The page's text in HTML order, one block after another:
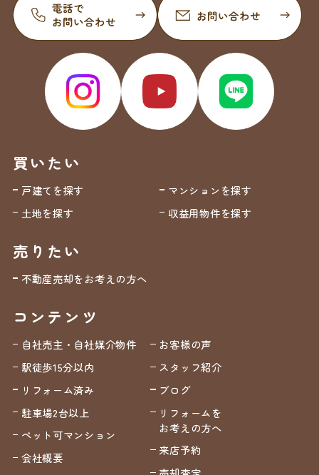
買いたい
戸建てを探す
マンションを探す
土地を探す
収益用物件を探す
売りたい
不動産売却をお考えの方へ
コンテンツ
自社売主・自社媒介物件
駅徒歩15分以内
リフォーム済み
駐車場2台以上
ペット可マンション
会社概要
お客様の声
スタッフ紹介
ブログ
リフォームを
お考えの方へ
来店予約